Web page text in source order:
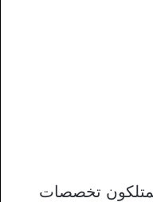
تخصصات